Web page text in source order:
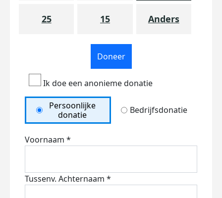
25 15 Anders
Doneer
Ik doe een anonieme donatie
Persoonlijke
donatie
Bedrijfsdonatie
Voornaam *
Tussenv. Achternaam *